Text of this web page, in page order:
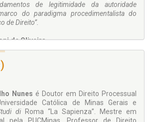
de legitimidade da autoridade
do paradigma procedimentalista do
de Direito”.
de Oliveira
Nunes é Doutor em Direito Processual
Católica de Minas Gerais e
di
Roma “La Sapienza”. Mestre em